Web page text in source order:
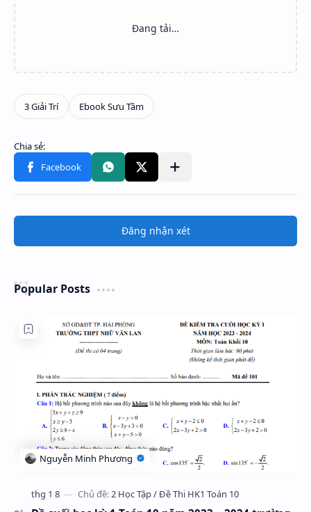
Đăng nhận xét
Popular Posts